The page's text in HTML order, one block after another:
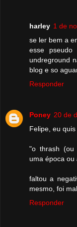
harley 1 de
se ler bem a
esse
undreground
blog e so
Responder
Poney 20 de
Felipe, eu quis
"o thrash (ou
uma época ou
faltou a
mesmo, foi
Responder